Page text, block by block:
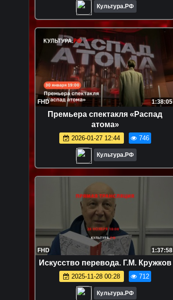
Культура.РФ
FHD 1:38:05
Премьера спектакля «Распад
атома»
2026-01-27 12:44 746
Культура.РФ
FHD 1:37:58
Искусство перевода. Г.М. Кружков
2025-11-28 00:28 712
Культура.РФ